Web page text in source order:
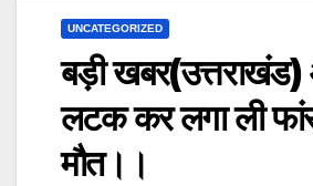
UNCATEGORIZED
बड़ी
लटक कर लगा ली
मौत।।